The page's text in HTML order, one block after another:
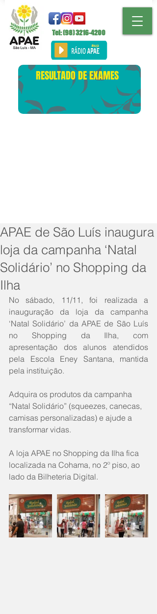
Tel: (98)3216-4200
RESULTADO DE EXAMES
APAE de São Luís inaugura
loja da campanha ‘Natal
Solidário’ no Shopping da
Ilha
No sábado, 11/11, foi realizada a
inauguração da loja da campanha
‘Natal Solidário’ da APAE de São Luís
no Shopping da Ilha, com
apresentação dos alunos atendidos
pela Escola Eney Santana, mantida
pela instituição.
Adquira os produtos da campanha
“Natal Solidário” (squeezes, canecas,
camisas personalizadas) e ajude a
transformar vidas.
A loja APAE no Shopping da Ilha fica
localizada na Cohama, no 2º piso, ao
lado da Bilheteria Digital.